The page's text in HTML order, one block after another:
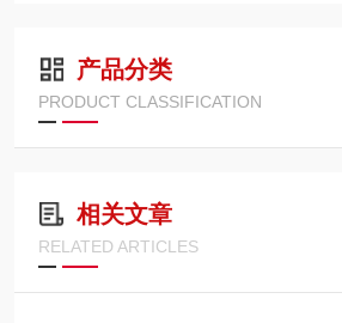
产品分类
PRODUCT CLASSIFICATION
相关文章
RELATED ARTICLES